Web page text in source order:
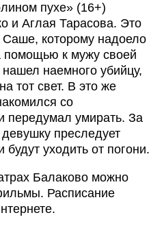
пухе» (16+)
и Аглая Тарасова. Это
Саше, которому надоело
помощью к мужу своей
нашел наемного убийцу,
тот свет. В это же
со
передумал умирать. За
преследует
уходить от погони.
Балаково можно
Расписание